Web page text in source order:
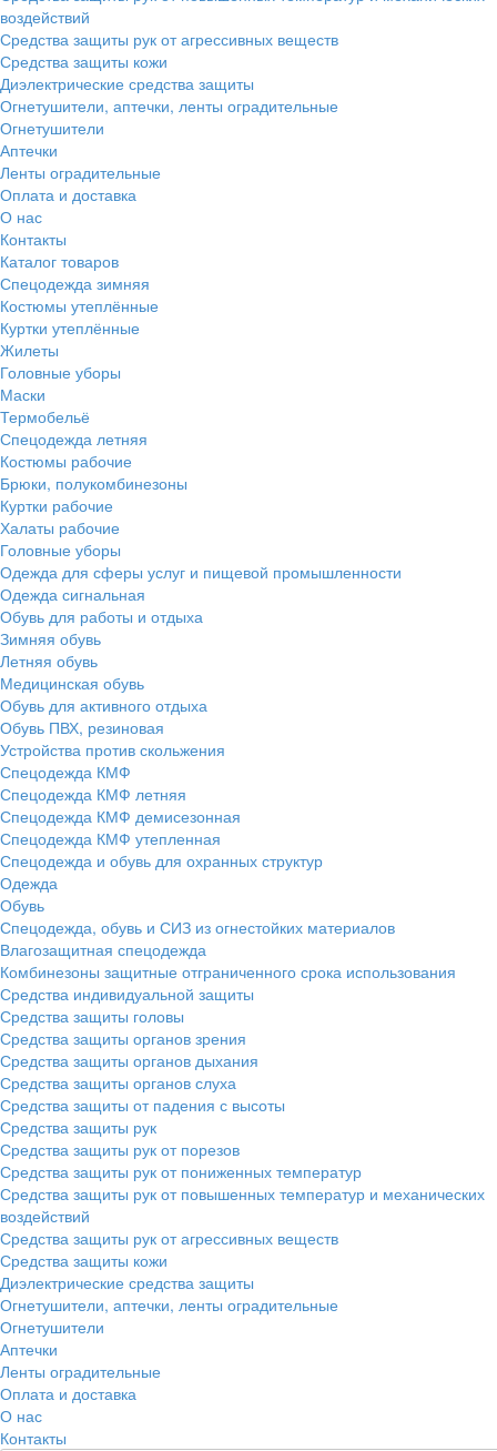
воздействий
Средства защиты рук от агрессивных веществ
Средства защиты кожи
Диэлектрические средства защиты
Огнетушители, аптечки, ленты оградительные
Огнетушители
Аптечки
Ленты оградительные
Оплата и доставка
О нас
Контакты
Каталог товаров
Спецодежда зимняя
Костюмы утеплённые
Куртки утеплённые
Жилеты
Головные уборы
Маски
Термобельё
Спецодежда летняя
Костюмы рабочие
Брюки, полукомбинезоны
Куртки рабочие
Халаты рабочие
Головные уборы
Одежда для сферы услуг и пищевой промышленности
Одежда сигнальная
Обувь для работы и отдыха
Зимняя обувь
Летняя обувь
Медицинская обувь
Обувь для активного отдыха
Обувь ПВХ, резиновая
Устройства против скольжения
Спецодежда КМФ
Спецодежда КМФ летняя
Спецодежда КМФ демисезонная
Спецодежда КМФ утепленная
Спецодежда и обувь для охранных структур
Одежда
Обувь
Спецодежда, обувь и СИЗ из огнестойких материалов
Влагозащитная спецодежда
Комбинезоны защитные отграниченного срока использования
Средства индивидуальной защиты
Средства защиты головы
Средства защиты органов зрения
Средства защиты органов дыхания
Средства защиты органов слуха
Средства защиты от падения с высоты
Средства защиты рук
Средства защиты рук от порезов
Средства защиты рук от пониженных температур
Средства защиты рук от повышенных температур и механических
воздействий
Средства защиты рук от агрессивных веществ
Средства защиты кожи
Диэлектрические средства защиты
Огнетушители, аптечки, ленты оградительные
Огнетушители
Аптечки
Ленты оградительные
Оплата и доставка
О нас
Контакты